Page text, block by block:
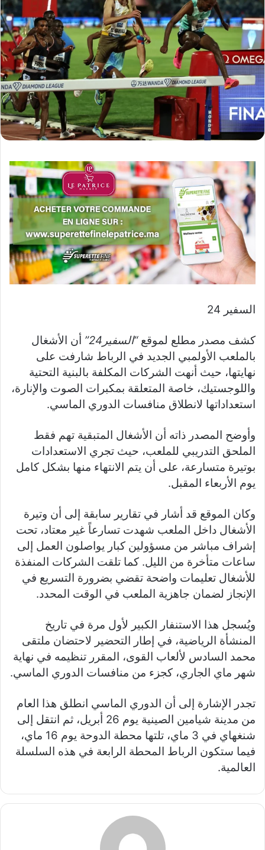
السفير 24
كشف مصدر مطلع لموقع“السفير24”
أن الأشغال
بالملعب الأولمبي الجديد في الرباط شارفت على
نهايتها، حيث أنهت الشركات المكلفة بالبنية التحتية
واللوجستيك، خاصة المتعلقة بمكبرات الصوت والإنارة،
استعداداتها لانطلاق منافسات الدوري الماسي.
وأوضح المصدر ذاته أن الأشغال المتبقية تهم فقط
الملحق التدريبي للملعب، حيث تجري الاستعدادات
بوتيرة متسارعة، على أن يتم الانتهاء منها بشكل كامل
يوم الأربعاء المقبل.
وكان الموقع قد أشار في تقارير سابقة إلى أن وتيرة
الأشغال داخل الملعب شهدت تسارعاً غير معتاد، تحت
إشراف مباشر من مسؤولين كبار يواصلون العمل إلى
ساعات متأخرة من الليل. كما تلقت الشركات المنفذة
للأشغال تعليمات واضحة تقضي بضرورة التسريع في
الإنجاز لضمان جاهزية الملعب في الوقت المحدد.
ويُسجل هذا الاستنفار الكبير لأول مرة في تاريخ
المنشأة الرياضية، في إطار التحضير لاحتضان ملتقى
محمد السادس لألعاب القوى، المقرر تنظيمه في نهاية
شهر ماي الجاري، كجزء من منافسات الدوري الماسي.
تجدر الإشارة إلى أن الدوري الماسي انطلق هذا العام
من مدينة شيامين الصينية يوم 26 أبريل، ثم انتقل إلى
شنغهاي في 3 ماي، تلتها محطة الدوحة يوم 16 ماي،
فيما ستكون الرباط المحطة الرابعة في هذه السلسلة
العالمية.